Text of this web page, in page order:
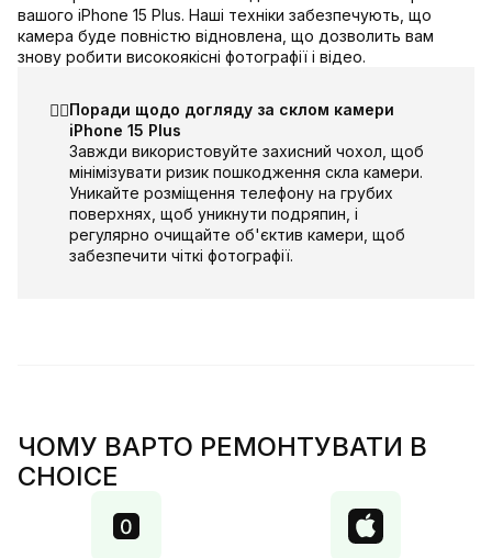
вашого iPhone 15 Plus. Наші техніки забезпечують, що
камера буде повністю відновлена, що дозволить вам
знову робити високоякісні фотографії і відео.
☝🏻Поради щодо догляду за склом камери
iPhone 15 Plus
Завжди використовуйте захисний чохол, щоб
мінімізувати ризик пошкодження скла камери.
Уникайте розміщення телефону на грубих
поверхнях, щоб уникнути подряпин, і
регулярно очищайте об'єктив камери, щоб
забезпечити чіткі фотографії.
ЧОМУ ВАРТО РЕМОНТУВАТИ В
CHOICE